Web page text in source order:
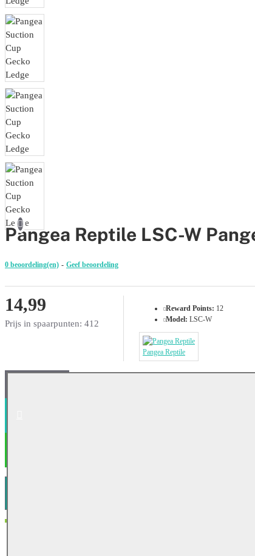
Pangea Reptile LSC-W
0 beoordeling(en) - Geef beoordeling
14,99
Prijs in spaarpunten: 412
Reward Points: 12
Model: LSC-W
Pangea Reptile